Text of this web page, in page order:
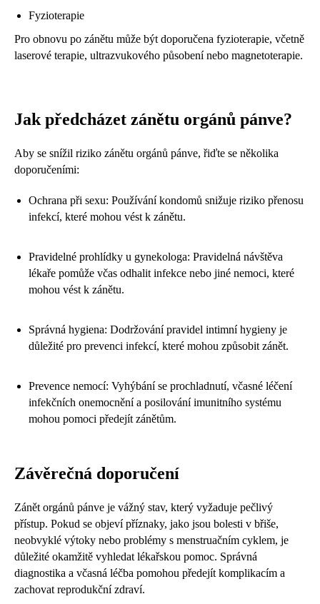
Fyzioterapie
Pro obnovu po zánětu může být doporučena fyzioterapie, včetně
laserové terapie, ultrazvukového působení nebo magnetoterapie.
Jak předcházet zánětu orgánů pánve?
Aby se snížil riziko zánětu orgánů pánve, řiďte se několika
doporučeními:
Ochrana při sexu: Používání kondomů snižuje riziko přenosu
infekcí, které mohou vést k zánětu.
Pravidelné prohlídky u gynekologa: Pravidelná návštěva
lékaře pomůže včas odhalit infekce nebo jiné nemoci, které
mohou vést k zánětu.
Správná hygiena: Dodržování pravidel intimní hygieny je
důležité pro prevenci infekcí, které mohou způsobit zánět.
Prevence nemocí: Vyhýbání se prochladnutí, včasné léčení
infekčních onemocnění a posilování imunitního systému
mohou pomoci předejít zánětům.
Závěrečná doporučení
Zánět orgánů pánve je vážný stav, který vyžaduje pečlivý
přístup. Pokud se objeví příznaky, jako jsou bolesti v břiše,
neobvyklé výtoky nebo problémy s menstruačním cyklem, je
důležité okamžitě vyhledat lékařskou pomoc. Správná
diagnostika a včasná léčba pomohou předejít komplikacím a
zachovat reprodukční zdraví.